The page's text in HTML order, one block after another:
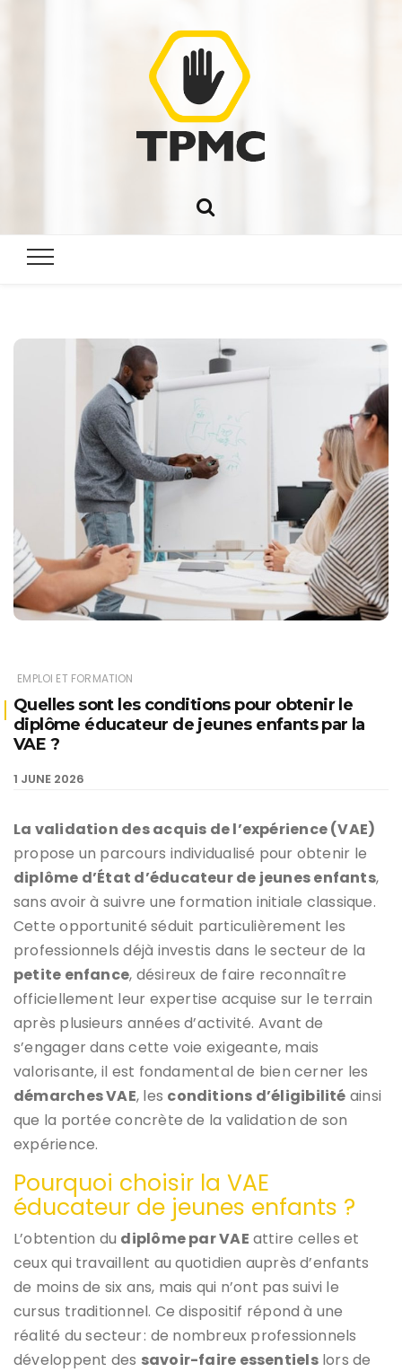
EMPLOI ET FORMATION
Quelles sont les conditions pour obtenir le
diplôme éducateur de jeunes enfants par la
VAE ?
1 JUNE 2026
La validation des acquis de l’expérience (VAE)
propose un parcours individualisé pour obtenir le
diplôme d’État d’éducateur de jeunes enfants,
sans avoir à suivre une formation initiale classique.
Cette opportunité séduit particulièrement les
professionnels déjà investis dans le secteur de la
petite enfance, désireux de faire reconnaître
officiellement leur expertise acquise sur le terrain
après plusieurs années d’activité. Avant de
s’engager dans cette voie exigeante, mais
valorisante, il est fondamental de bien cerner les
démarches VAE, les conditions d’éligibilité ainsi
que la portée concrète de la validation de son
expérience.
Pourquoi choisir la VAE
éducateur de jeunes enfants ?
L’obtention du diplôme par VAE attire celles et
ceux qui travaillent au quotidien auprès d’enfants
de moins de six ans, mais qui n’ont pas suivi le
cursus traditionnel. Ce dispositif répond à une
réalité du secteur : de nombreux professionnels
développent des savoir-faire essentielslors de